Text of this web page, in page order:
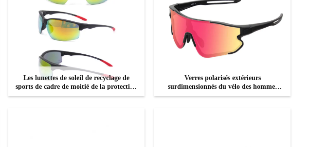
Les lunettes de soleil de recyclage de
sports de cadre de moitié de la protection
UV400 ont reflété l'anti éraflure
Verres polarisés extérieurs
surdimensionnés du vélo des hommes
interchangeables